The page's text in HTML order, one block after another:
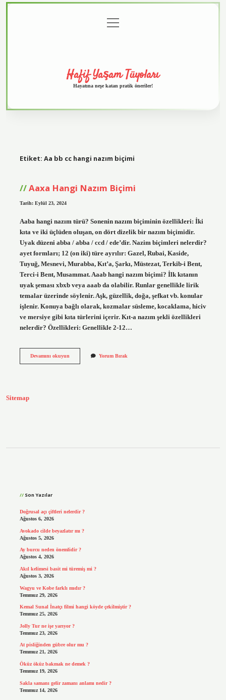
menüyü
aç
Hafif Yaşam Tüyoları
Hayatına neşe katan pratik öneriler!
Etiket: Aa bb cc hangi nazım biçimi
Aaxa Hangi Nazım Biçimi
Tarih: Eylül 23, 2024
Aaba hangi nazım türü? Sonenin nazım biçiminin özellikleri: İki
kıta ve iki üçlüden oluşan, on dört dizelik bir nazım biçimidir.
Uyak düzeni abba / abba / ccd / ede’dir. Nazim biçimleri nelerdir?
ayet formları; 12 (on iki) türe ayrılır: Gazel, Rubai, Kaside,
Tuyuğ, Mesnevi, Murabba, Kıt’a, Şarkı, Müstezat, Terkib-i Bent,
Terci-i Bent, Musammat. Aaab hangi nazım biçimi? İlk kıtanın
uyak şeması xbxb veya aaab da olabilir. Runlar genellikle lirik
temalar üzerinde söylenir. Aşk, güzellik, doğa, şefkat vb. konular
işlenir. Konuya bağlı olarak, kozmalar süsleme, kocaklama, hiciv
ve mersiye gibi kıta türlerini içerir. Kıt-a nazım şekli özellikleri
nelerdir? Özellikleri: Genellikle 2-12…
Devamını okuyunAaxa
Yorum Bırak
Sitemap
Son Yazılar
Doğrusal açı çiftleri nelerdir ?
Ağustos 6, 2026
Avokado cilde beyazlatır mı ?
Ağustos 5, 2026
Ay burcu neden önemlidir ?
Ağustos 4, 2026
Akıl kelimesi basit mi türemiş mi ?
Ağustos 3, 2026
Wagyu ve Kobe farklı mıdır ?
Temmuz 29, 2026
Kemal Sunal İnatçı filmi hangi köyde çekilmiştir ?
Temmuz 25, 2026
Jolly Tur ne işe yarıyor ?
Temmuz 23, 2026
At pisliğinden gübre olur mu ?
Temmuz 21, 2026
Öküz öküz bakmak ne demek ?
Temmuz 19, 2026
Sakla samanı gelir zamanı anlamı nedir ?
Temmuz 14, 2026